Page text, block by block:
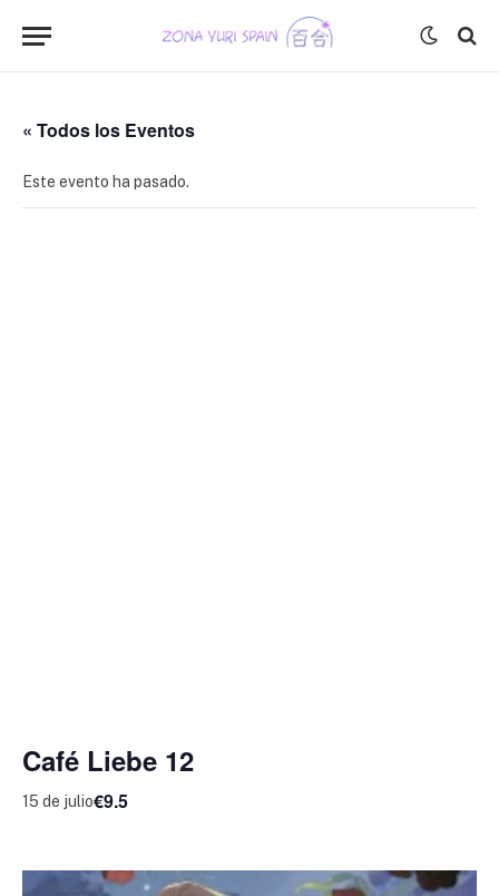
« Todos los Eventos
Este evento ha pasado.
Café Liebe 12
15 de julio€9.5